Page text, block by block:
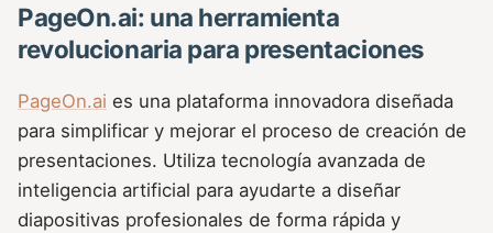
PageOn.ai: una herramienta
revolucionaria para presentaciones
PageOn.ai es una plataforma innovadora diseñada
para simplificar y mejorar el proceso de creación de
presentaciones. Utiliza tecnología avanzada de
inteligencia artificial para ayudarte a diseñar
diapositivas profesionales de forma rápida y